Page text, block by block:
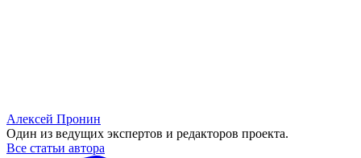
Алексей Пронин
Один из ведущих экспертов и редакторов проекта.
Все статьи автора